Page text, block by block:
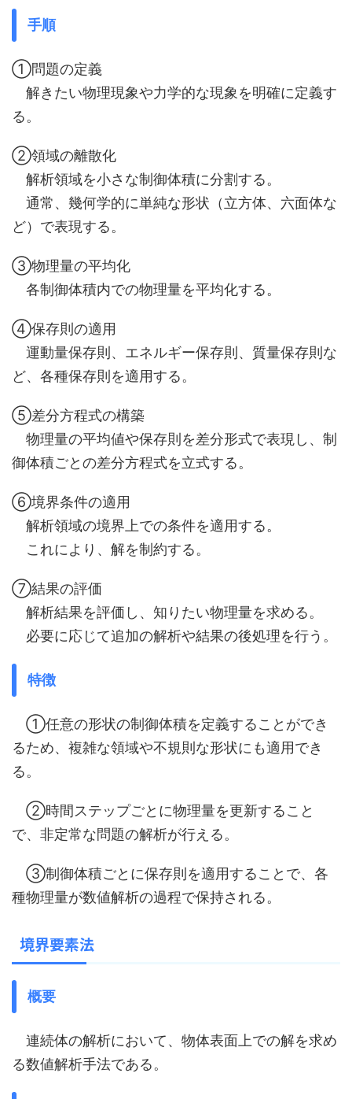
手順
①問題の定義
解きたい物理現象や力学的な現象を明確に定義す
る。
②領域の離散化
解析領域を小さな制御体積に分割する。
通常、幾何学的に単純な形状（立方体、六面体な
ど）で表現する。
③物理量の平均化
各制御体積内での物理量を平均化する。
④保存則の適用
運動量保存則、エネルギー保存則、質量保存則な
ど、各種保存則を適用する。
⑤差分方程式の構築
物理量の平均値や保存則を差分形式で表現し、制
御体積ごとの差分方程式を立式する。
⑥境界条件の適用
解析領域の境界上での条件を適用する。
これにより、解を制約する。
⑦結果の評価
解析結果を評価し、知りたい物理量を求める。
必要に応じて追加の解析や結果の後処理を行う。
特徴
①任意の形状の制御体積を定義することができ
るため、複雑な領域や不規則な形状にも適用でき
る。
②時間ステップごとに物理量を更新すること
で、非定常な問題の解析が行える。
③制御体積ごとに保存則を適用することで、各
種物理量が数値解析の過程で保持される。
境界要素法
概要
連続体の解析において、物体表面上での解を求め
る数値解析手法である。